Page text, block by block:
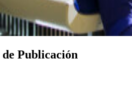
Publicación